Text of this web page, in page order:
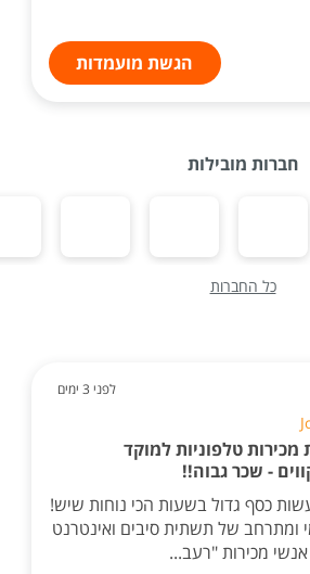
הגשת מועמדות
חברות מובילות
כל החברות
לפני 3 ימים
מכירות טלפוניות למוקד
- שכר גבוה!!
כסף גדול בשעות הכי נוחות שיש!
ומתרחב של תשתית סיבים ואינטרנט
מכירות "רעב...